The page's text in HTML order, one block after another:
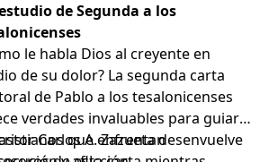
de Segunda a los
le habla Dios al creyente en
de su dolor? La segunda carta
de Pablo a los tesalonicenses
verdades invaluables para guiar a
que enfrentan
Carlos A. Zazueta desenvuelve